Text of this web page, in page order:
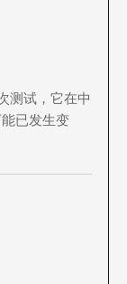
测试，它在中
已发生变